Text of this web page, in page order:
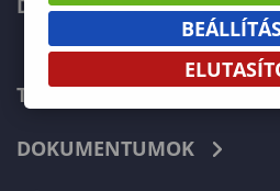
DOKTORI ISKOLA
TELEFONKÖNYV
DOKUMENTUMOK